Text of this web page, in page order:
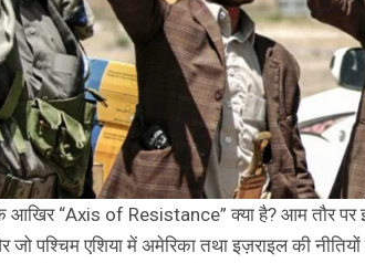
आखिर “Axis of Resistance” क्या है? आम तौर पर
जो पश्चिम एशिया में अमेरिका तथा इज़राइल की